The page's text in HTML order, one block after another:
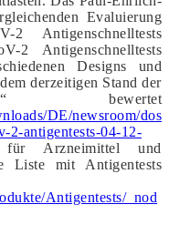
Evaluierung
Antigenschnelltests
2 Antigenschnelltests
Designs und
derzeitigen Stand der
bewertet
DE/newsroom/dos
2-antigentests-04-12-
Arzneimittel und
Liste mit Antigentests
Antigentests/_nod